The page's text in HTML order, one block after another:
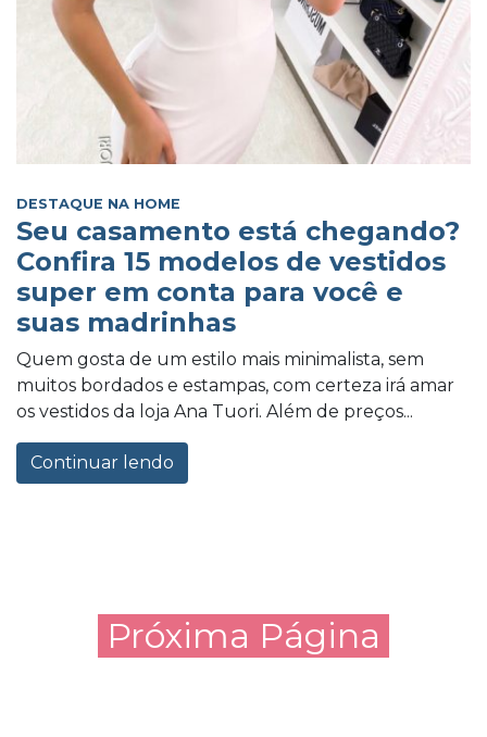
DESTAQUE NA HOME
Seu casamento está chegando?
Confira 15 modelos de vestidos
super em conta para você e
suas madrinhas
Quem gosta de um estilo mais minimalista, sem
muitos bordados e estampas, com certeza irá amar
os vestidos da loja Ana Tuori. Além de preços...
Continuar lendo
Próxima Página